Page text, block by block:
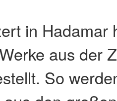
in Hadamar
aus der
So